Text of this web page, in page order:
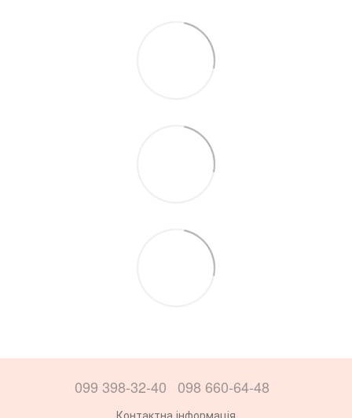
099 398-32-40 098 660-64-48
Контактна інформація